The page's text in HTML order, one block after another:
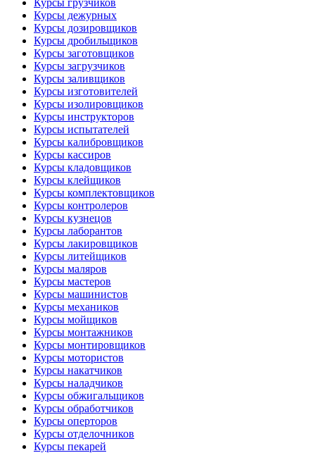
Курсы грузчиков
Курсы дежурных
Курсы дозировщиков
Курсы дробильщиков
Курсы заготовщиков
Курсы загрузчиков
Курсы заливщиков
Курсы изготовителей
Курсы изолировщиков
Курсы инструкторов
Курсы испытателей
Курсы калибровщиков
Курсы кассиров
Курсы кладовщиков
Курсы клейщиков
Курсы комплектовщиков
Курсы контролеров
Курсы кузнецов
Курсы лаборантов
Курсы лакировщиков
Курсы литейщиков
Курсы маляров
Курсы мастеров
Курсы машинистов
Курсы механиков
Курсы мойщиков
Курсы монтажников
Курсы монтировщиков
Курсы мотористов
Курсы накатчиков
Курсы наладчиков
Курсы обжигальщиков
Курсы обработчиков
Курсы оперторов
Курсы отделочников
Курсы пекарей